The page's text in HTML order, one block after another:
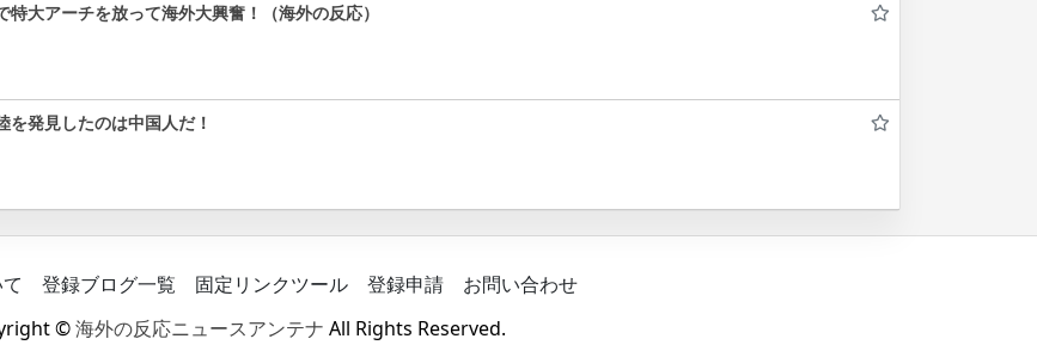
大アーチを放って海外大興奮！（海外の反応）
を発見したのは中国人だ！
登録ブログ一覧 固定リンクツール 登録申請
お問い合わせ
©海外の反応ニュースアンテナ All Rights Reserved.